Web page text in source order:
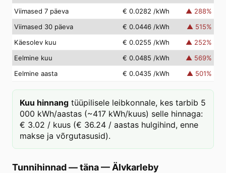
Viimased 7 päeva
€ 0.0282 /kWh ▲ 288%
Viimased 30 päeva
€ 0.0446 /kWh ▲ 515%
Käesolev kuu
€ 0.0255 /kWh ▲ 252%
Eelmine kuu
€ 0.0485 /kWh ▲ 569%
Eelmine aasta
€ 0.0435 /kWh ▲ 501%
Kuu hinnang tüüpilisele leibkonnale, kes tarbib 5
000 kWh/aastas (~417 kWh/kuus) selle hinnaga:
€ 3.02 / kuus (€ 36.24 / aastas hulgihind, enne
makse ja võrgutasusid).
Tunnihinnad — täna— Älvkarleby